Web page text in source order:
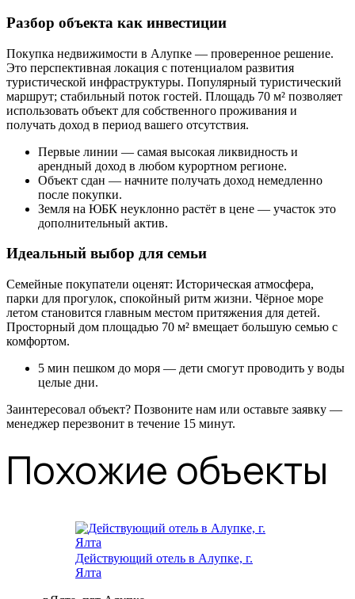
Разбор объекта как инвестиции
Покупка недвижимости в Алупке — проверенное решение.
Это перспективная локация с потенциалом развития
туристической инфраструктуры. Популярный туристический
маршрут; стабильный поток гостей. Площадь 70 м² позволяет
использовать объект для собственного проживания и
получать доход в период вашего отсутствия.
Первые линии — самая высокая ликвидность и
арендный доход в любом курортном регионе.
Объект сдан — начните получать доход немедленно
после покупки.
Земля на ЮБК неуклонно растёт в цене — участок это
дополнительный актив.
Идеальный выбор для семьи
Семейные покупатели оценят: Историческая атмосфера,
парки для прогулок, спокойный ритм жизни. Чёрное море
летом становится главным местом притяжения для детей.
Просторный дом площадью 70 м² вмещает большую семью с
комфортом.
5 мин пешком до моря — дети смогут проводить у воды
целые дни.
Заинтересовал объект? Позвоните нам или оставьте заявку —
менеджер перезвонит в течение 15 минут.
Похожие объекты
Действующий отель в Алупке, г.
Ялта